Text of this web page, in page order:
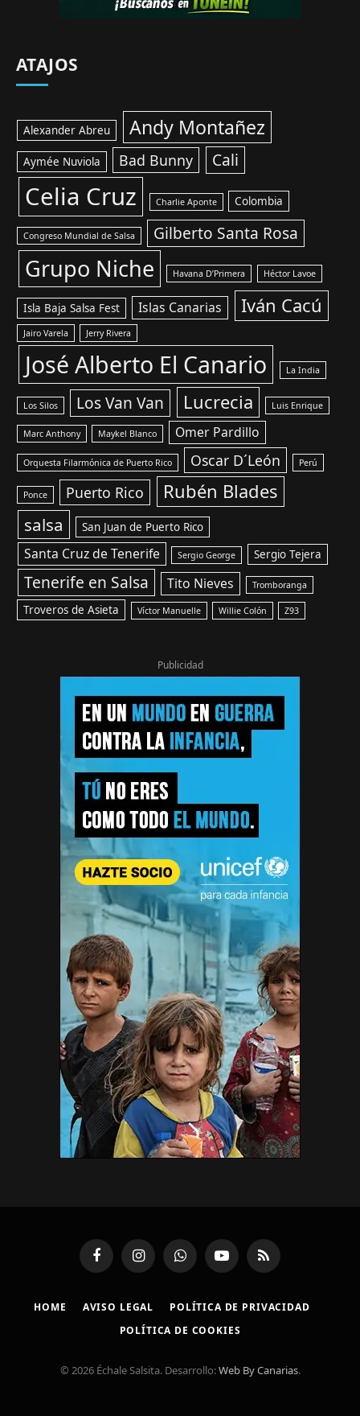
ATAJOS
Alexander Abreu Andy Montañez
Aymée Nuviola Bad Bunny Cali
Celia Cruz Charlie Aponte Colombia
Congreso Mundial de Salsa Gilberto Santa Rosa
Grupo Niche Havana D’Primera Héctor Lavoe
Isla Baja Salsa Fest Islas Canarias Iván Cacú
Jairo Varela Jerry Rivera
José Alberto El Canario La India
Los Silos Los Van Van Lucrecia Luis Enrique
Marc Anthony Maykel Blanco Omer Pardillo
Orquesta Filarmónica de Puerto Rico Oscar D´León Perú
Ponce Puerto Rico Rubén Blades
salsa San Juan de Puerto Rico
Santa Cruz de Tenerife Sergio George Sergio Tejera
Tenerife en Salsa Tito Nieves Tromboranga
Troveros de Asieta Víctor Manuelle Willie Colón Z93
Publicidad
FacebookInstagramWhatsAppYouTubeRSS
HOME AVISO LEGAL
POLÍTICA DE PRIVACIDAD
POLÍTICA DE COOKIES
© 2026 Échale Salsita. Desarrollo:Web By Canarias.